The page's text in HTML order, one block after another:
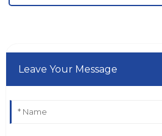
Leave Your Message